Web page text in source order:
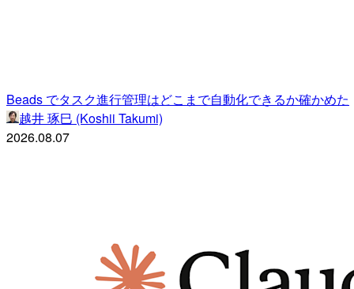
Beads でタスク進行管理はどこまで自動化できるか確かめた
越井 琢巳 (Koshii Takumi)
2026.08.07